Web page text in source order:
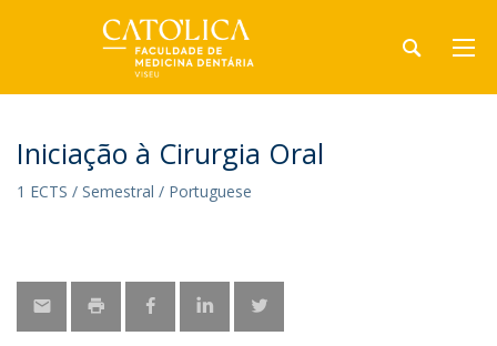
Iniciação à Cirurgia Oral
1 ECTS / Semestral / Portuguese